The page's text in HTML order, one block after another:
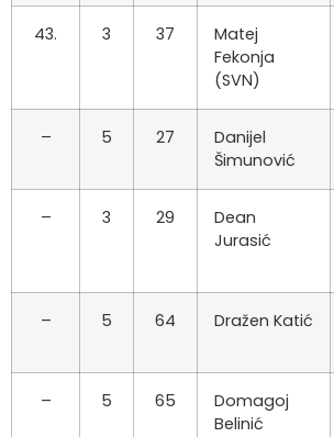
43. 3 37
Matej
Fekonja
(SVN)
– 5 27
Danijel
Šimunović
– 3 29
Dean
Jurasić
– 5 64 Dražen Katić
– 5 65
Domagoj
Belinić